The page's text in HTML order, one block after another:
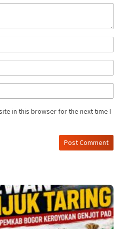
in this browser for the next time I